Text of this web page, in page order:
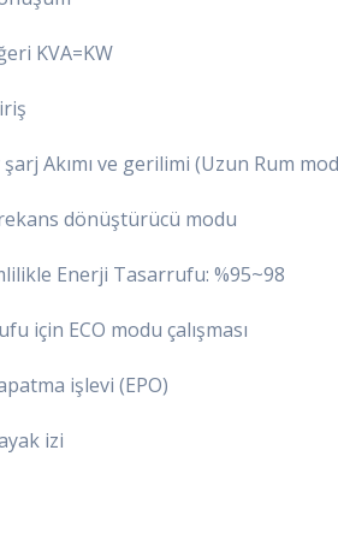
KVA=KW
Akımı ve gerilimi (Uzun Rum
dönüştürücü modu
Enerji Tasarrufu: %95~98
için ECO modu çalışması
işlevi (EPO)
izi